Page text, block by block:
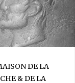
DE LA
& DE LA